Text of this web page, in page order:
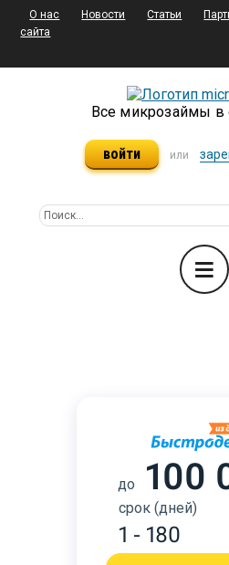
О нас Новости Статьи
сайта
Все микрозаймы в
войти или
до 100
срок (дней)
1 - 180